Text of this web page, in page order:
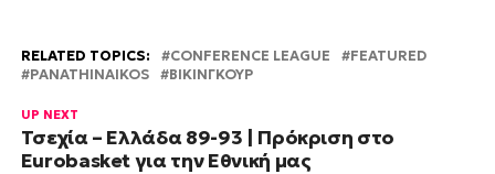
RELATED TOPICS: CONFERENCE LEAGUE
FEATURED
PANATHINAIKOS
ΒΙΚΙΝΓΚΟΥΡ
UP NEXT
Τσεχία – Ελλάδα 89-93 | Πρόκριση στο
Eurobasket για την Εθνική μας